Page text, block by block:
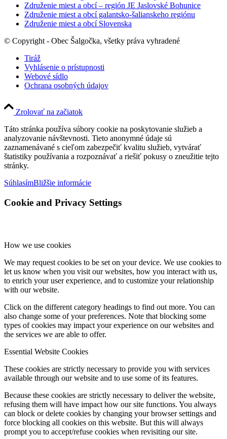
Združenie miest a obcí – región JE Jaslovské Bohunice
Združenie miest a obcí galantsko-šalianskeho regiónu
Združenie miest a obcí Slovenska
© Copyright - Obec Šalgočka, všetky práva vyhradené
Tiráž
Vyhlásenie o prístupnosti
Webové sídlo
Ochrana osobných údajov
Zrolovať na začiatok
Táto stránka používa súbory cookie na poskytovanie služieb a
analyzovanie návštevnosti. Tieto anonymné údaje sú
zaznamenávané s cieľom zabezpečiť kvalitu služieb, vytvárať
štatistiky používania a rozpoznávať a riešiť pokusy o zneužitie tejto
stránky.
SúhlasímBližšie informácie
Cookie and Privacy Settings
How we use cookies
We may request cookies to be set on your device. We use cookies to
let us know when you visit our websites, how you interact with us,
to enrich your user experience, and to customize your relationship
with our website.
Click on the different category headings to find out more. You can
also change some of your preferences. Note that blocking some
types of cookies may impact your experience on our websites and
the services we are able to offer.
Essential Website Cookies
These cookies are strictly necessary to provide you with services
available through our website and to use some of its features.
Because these cookies are strictly necessary to deliver the website,
refusing them will have impact how our site functions. You always
can block or delete cookies by changing your browser settings and
force blocking all cookies on this website. But this will always
prompt you to accept/refuse cookies when revisiting our site.